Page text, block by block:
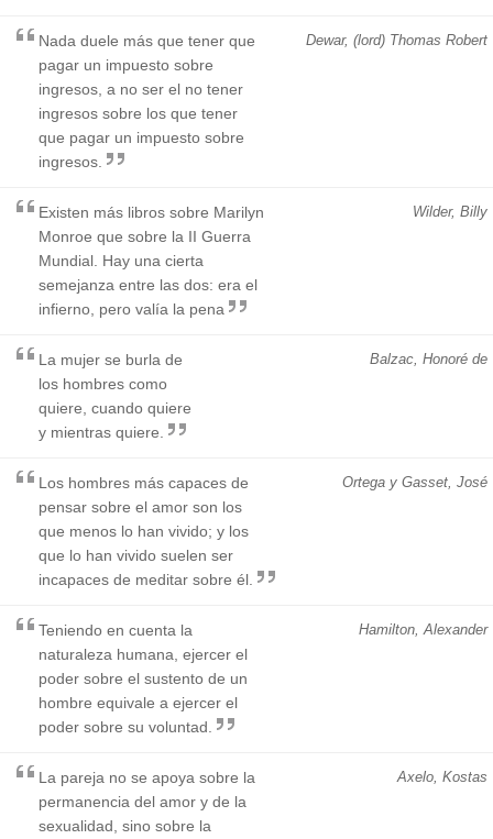
Dewar, (lord) Thomas Robert
Nada duele más que tener que
pagar un impuesto sobre
ingresos, a no ser el no tener
ingresos sobre los que tener
que pagar un impuesto sobre
ingresos.
Wilder, Billy
Existen más libros sobre Marilyn
Monroe que sobre la II Guerra
Mundial. Hay una cierta
semejanza entre las dos: era el
infierno, pero valía la pena
Balzac, Honoré de
La mujer se burla de
los hombres como
quiere, cuando quiere
y mientras quiere.
Ortega y Gasset, José
Los hombres más capaces de
pensar sobre el amor son los
que menos lo han vivido; y los
que lo han vivido suelen ser
incapaces de meditar sobre él.
Hamilton, Alexander
Teniendo en cuenta la
naturaleza humana, ejercer el
poder sobre el sustento de un
hombre equivale a ejercer el
poder sobre su voluntad.
Axelo, Kostas
La pareja no se apoya sobre la
permanencia del amor y de la
sexualidad, sino sobre la